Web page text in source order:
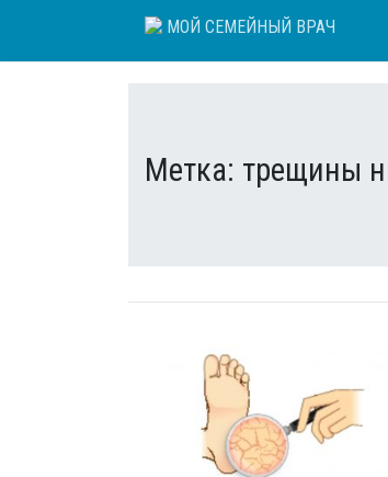
content
МОЙ СЕМЕЙНЫЙ ВРАЧ
Метка: трещины